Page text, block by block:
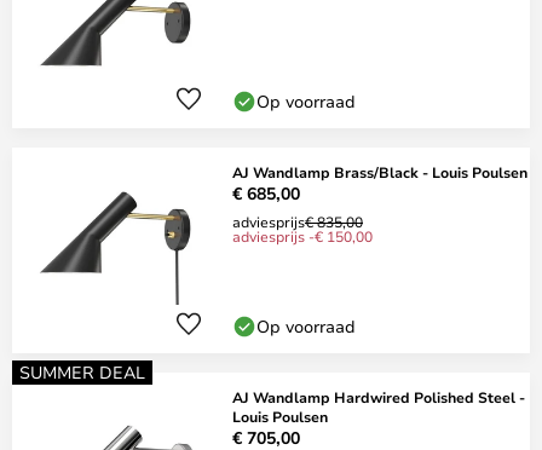
Op voorraad
AJ Wandlamp Brass/Black - Louis Poulsen
€ 685,00
adviesprijs€ 835,00
adviesprijs -€ 150,00
Op voorraad
SUMMER DEAL
AJ Wandlamp Hardwired Polished Steel -
Louis Poulsen
€ 705,00